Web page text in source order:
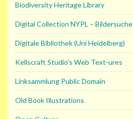
Biodiversity Heritage Library
Digital Collection NYPL – Bildersuche
Digitale Bibliothek (Uni Heidelberg)
Kellscraft Studio's Web Text-ures
Linksammlung Public Domain
Old Book Illustrations